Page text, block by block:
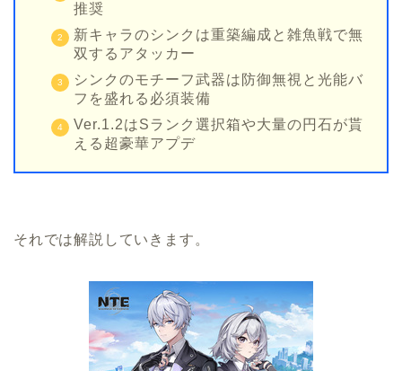
推奨
新キャラのシンクは重築編成と雑魚戦で無
双するアタッカー
シンクのモチーフ武器は防御無視と光能バ
フを盛れる必須装備
Ver.1.2はSランク選択箱や大量の円石が貰
える超豪華アプデ
それでは解説していきます。